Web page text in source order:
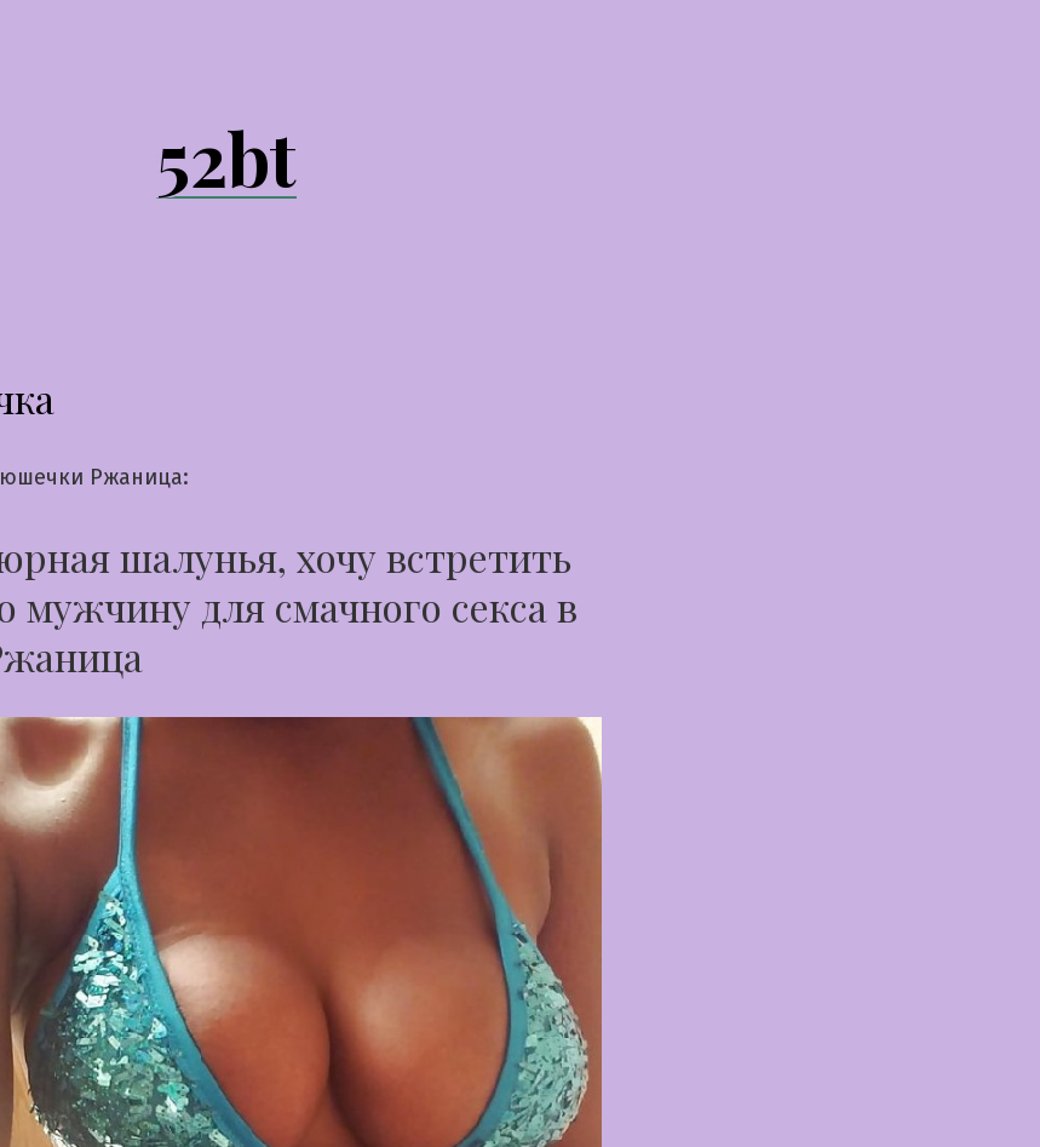
52bt
Ржаница:
шалунья, хочу встретить
мужчину для смачного секса в